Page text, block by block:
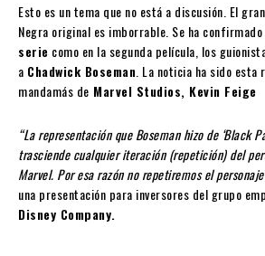
Esto es un tema que no está a discusión. El
Negra original es imborrable. Se ha
serie como en la segunda película, los
a Chadwick Boseman . La noticia ha sido
mandamás de Marvel Studios, Kevin Feige
“La representación que Boseman hizo de ‘Black
trasciende cualquier iteración (repetición) del
Marvel. Por esa razón no repetiremos el
una presentación para inversores del grupo
Disney Company.